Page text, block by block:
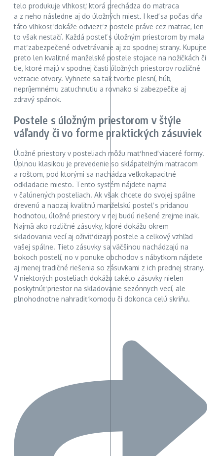
telo produkuje vlhkosť, ktorá prechádza do matraca
a z neho následne aj do úložných miest. I keď sa počas dňa
táto vlhkosť dokáže odviezť z postele práve cez matrac, len
to však nestačí. Každá posteľ s úložným priestorom by mala
mať zabezpečené odvetrávanie aj zo spodnej strany. Kupujte
preto len kvalitné manželské postele stojace na nožičkách či
tie, ktoré majú v spodnej časti úložných priestorov rozličné
vetracie otvory. Vyhnete sa tak tvorbe plesní, húb,
nepríjemnému zatuchnutiu a rovnako si zabezpečíte aj
zdravý spánok.
Postele s úložným priestorom v štýle
váľandy či vo forme praktických zásuviek
Úložné priestory v posteliach môžu mať hneď viaceré formy.
Úplnou klasikou je prevedenie so sklápateľným matracom
a roštom, pod ktorými sa nachádza veľkokapacitné
odkladacie miesto. Tento systém nájdete najmä
v čalúnených posteliach. Ak však chcete do svojej spálne
drevenú a naozaj kvalitnú manželskú posteľ s pridanou
hodnotou, úložné priestory v nej budú riešené zrejme inak.
Najmä ako rozličné zásuvky, ktoré dokážu okrem
skladovania vecí aj oživiť dizajn postele a celkový vzhľad
vašej spálne. Tieto zásuvky sa väčšinou nachádzajú na
bokoch postelí, no v ponuke obchodov s nábytkom nájdete
aj menej tradičné riešenia so zásuvkami z ich prednej strany.
V niektorých posteliach dokážu takéto zásuvky nielen
poskytnúť priestor na skladovanie sezónnych vecí, ale
plnohodnotne nahradiť komodu či dokonca celú skriňu.